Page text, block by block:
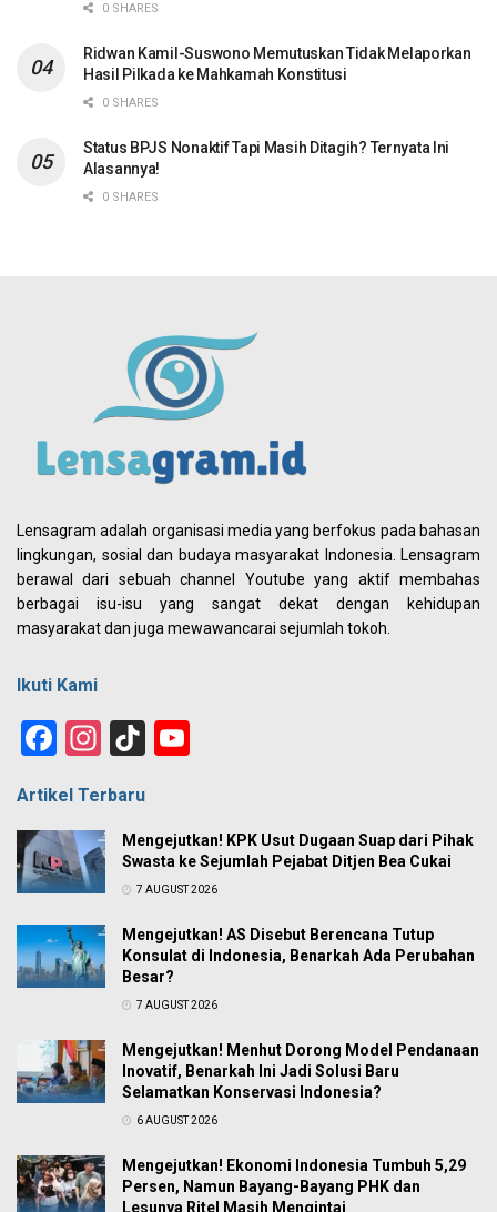
0 SHARES
Ridwan Kamil-Suswono Memutuskan Tidak Melaporkan
Hasil Pilkada ke Mahkamah Konstitusi
0 SHARES
Status BPJS Nonaktif Tapi Masih Ditagih? Ternyata Ini
Alasannya!
0 SHARES
Lensagram adalah organisasi media yang berfokus pada bahasan
lingkungan, sosial dan budaya masyarakat Indonesia. Lensagram
berawal dari sebuah channel Youtube yang aktif membahas
berbagai isu-isu yang sangat dekat dengan kehidupan
masyarakat dan juga mewawancarai sejumlah tokoh.
Ikuti Kami
Facebook
Instagram
TikTok
Artikel Terbaru
Mengejutkan! KPK Usut Dugaan Suap dari Pihak
Swasta ke Sejumlah Pejabat Ditjen Bea Cukai
7 AUGUST 2026
Mengejutkan! AS Disebut Berencana Tutup
Konsulat di Indonesia, Benarkah Ada Perubahan
Besar?
7 AUGUST 2026
Mengejutkan! Menhut Dorong Model Pendanaan
Inovatif, Benarkah Ini Jadi Solusi Baru
Selamatkan Konservasi Indonesia?
6 AUGUST 2026
Mengejutkan! Ekonomi Indonesia Tumbuh 5,29
Persen, Namun Bayang-Bayang PHK dan
Lesunya Ritel Masih Mengintai